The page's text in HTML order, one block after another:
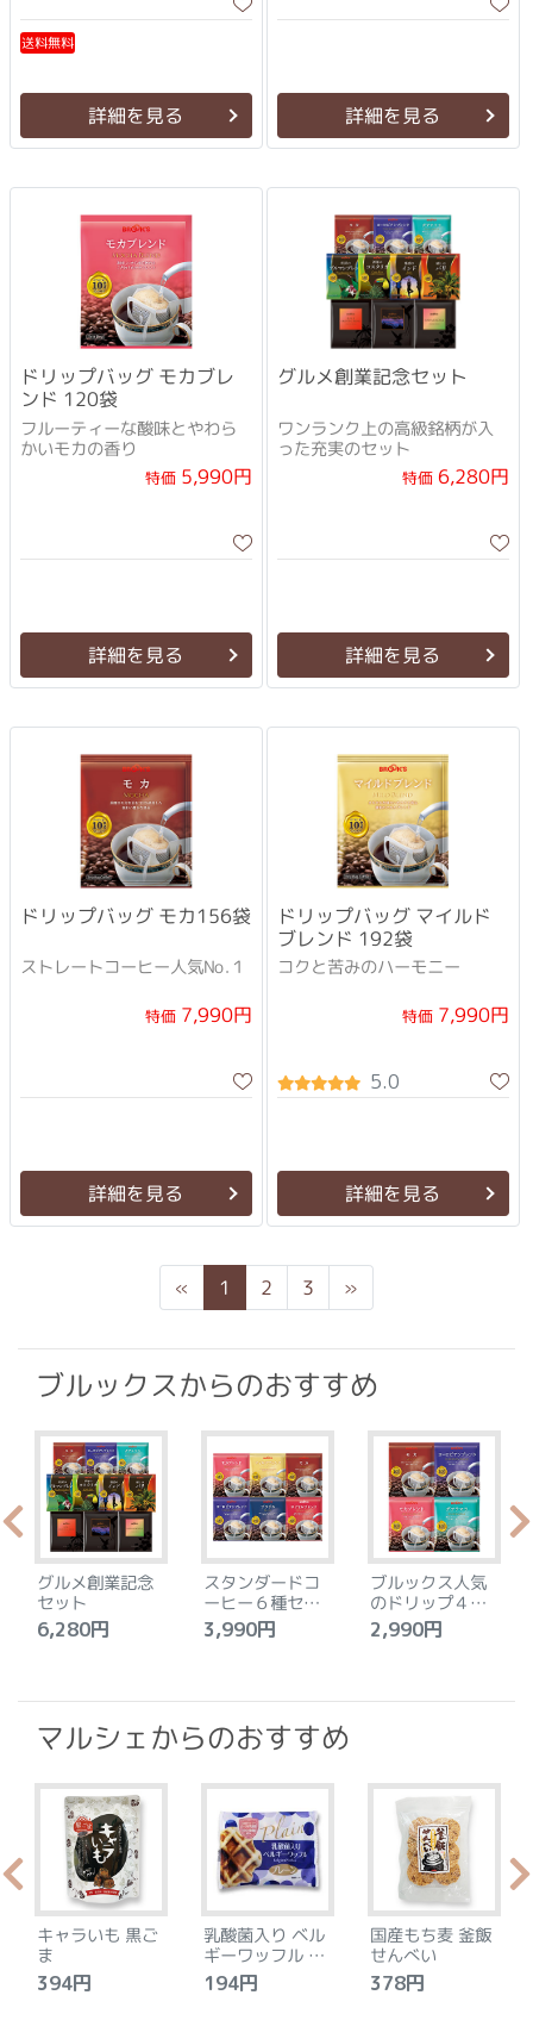
送料無料
詳細を見る 詳細を見る
ドリップバッグ モカブレ
ンド 120袋
フルーティーな酸味とやわら
かいモカの香り
特価5,990円
詳細を見る
グルメ創業記念セット
ワンランク上の高級銘柄が入
った充実のセット
特価6,280円
詳細を見る
ドリップバッグ モカ156袋
ストレートコーヒー人気No.１
特価7,990円
詳細を見る
ドリップバッグ マイルド
ブレンド 192袋
コクと苦みのハーモニー
特価7,990円
5.0
詳細を見る
« Previous
1 2 3 »Next
ブルックスからのおすすめ
グルメ創業記念
セット
6,280円
スタンダードコ
ーヒー６種セッ
ト
3,990円
ブルックス人気
のドリップ４種
セット
2,990円
マルシェからのおすすめ
キャラいも 黒ご
ま
394円
乳酸菌入り ベル
ギーワッフル プ
レーン
194円
国産もち麦 釜飯
せんべい
378円